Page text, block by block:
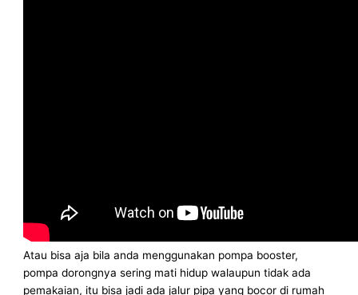
Atau bisa aja bila anda menggunakan pompa booster,
pompa dorongnya sering mati hidup walaupun tidak ada
pemakaian, itu bisa jadi ada jalur pipa yang bocor di rumah